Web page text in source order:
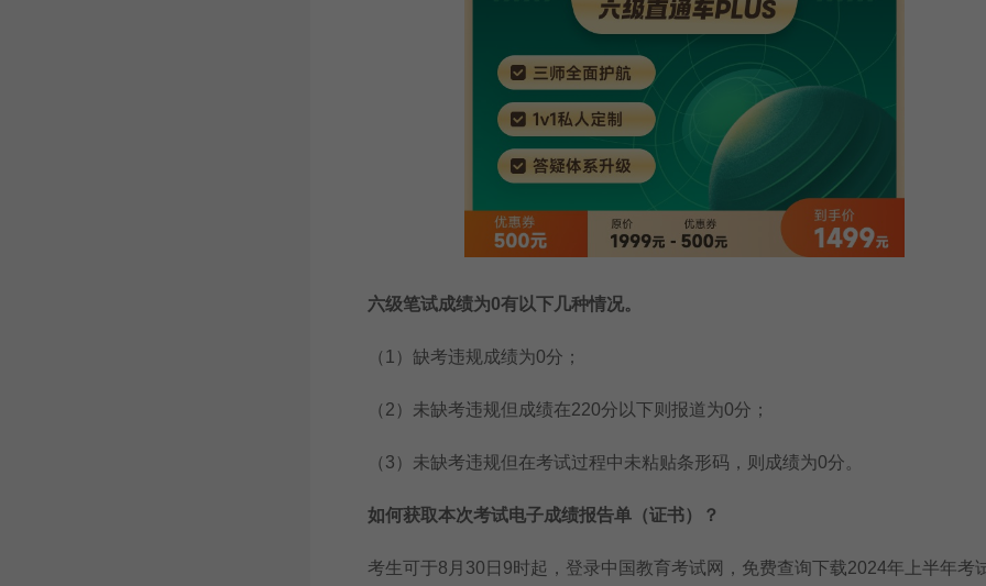
六级笔试成绩为0有以下几种情况。
（1）缺考违规成绩为0分；
（2）未缺考违规但成绩在220分以下则报道为0分；
（3）未缺考违规但在考试过程中未粘贴条形码，则成绩为0分。
如何获取本次考试电子成绩报告单（证书）？
考生可于8月30日9时起，登录中国教育考试网，免费查询下载2024年上半年考